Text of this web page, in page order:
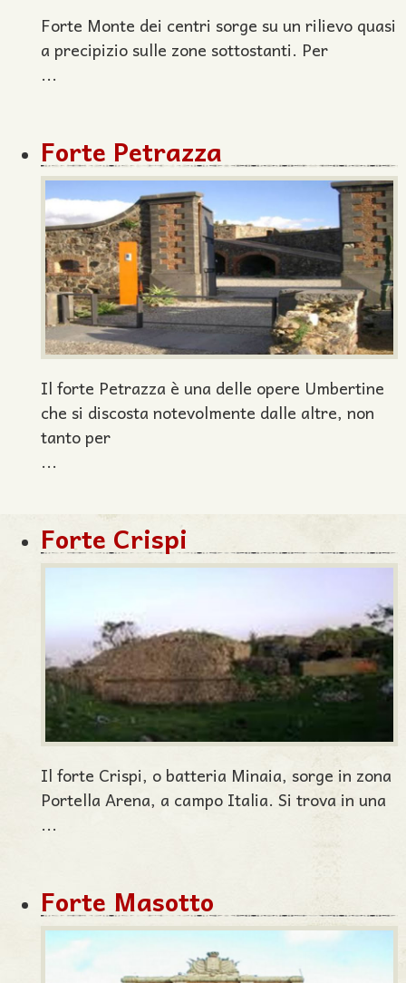
Forte Monte dei centri sorge su un rilievo quasi
a precipizio sulle zone sottostanti. Per
...
Forte Petrazza
Il forte Petrazza è una delle opere Umbertine
che si discosta notevolmente dalle altre, non
tanto per
...
Forte Crispi
Il forte Crispi, o batteria Minaia, sorge in zona
Portella Arena, a campo Italia. Si trova in una
...
Forte Masotto